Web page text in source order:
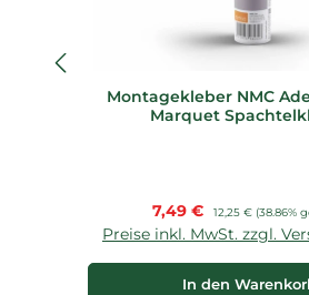
Montagekleber NMC
Marquet
Verkaufspreis:
7,49 € Regulärer Preis:
12,25 € (38.86%
Preise inkl. MwSt. zzgl.
In den